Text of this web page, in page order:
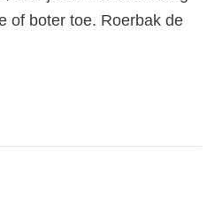
of boter toe. Roerbak de